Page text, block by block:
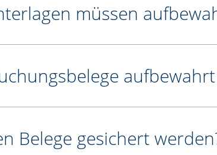
müssen
Belege gesichert